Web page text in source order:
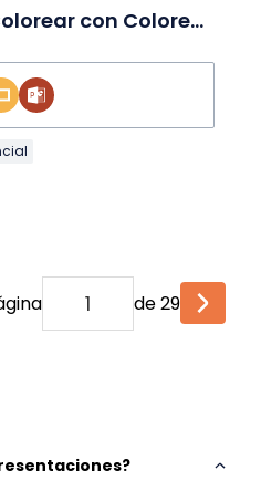
Hoja de Trabajo de Colorear con Colores Primarios
de 29